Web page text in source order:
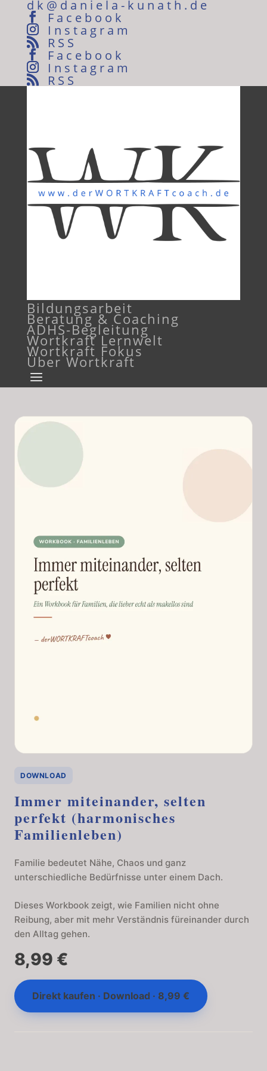
dk@daniela-kunath.de
Facebook
Instagram
RSS
Facebook
Instagram
RSS
Bildungsarbeit
Beratung & Coaching
ADHS-Begleitung
Wortkraft Lernwelt
Wortkraft Fokus
Über Wortkraft
DOWNLOAD
Immer miteinander, selten
perfekt (harmonisches
Familienleben)
Familie bedeutet Nähe, Chaos und ganz
unterschiedliche Bedürfnisse unter einem Dach.
Dieses Workbook zeigt, wie Familien nicht ohne
Reibung, aber mit mehr Verständnis füreinander durch
den Alltag gehen.
8,99 €
Direkt kaufen · Download · 8,99 €